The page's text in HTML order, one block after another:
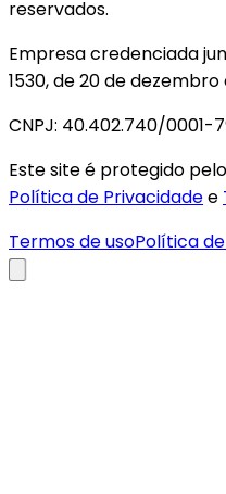
reservados.
Empresa credenciada
1530, de 20 de dezembro
CNPJ: 40.402.740/0001-
Este site é protegido
Política de Privacidadee
Termos de usoPolítica